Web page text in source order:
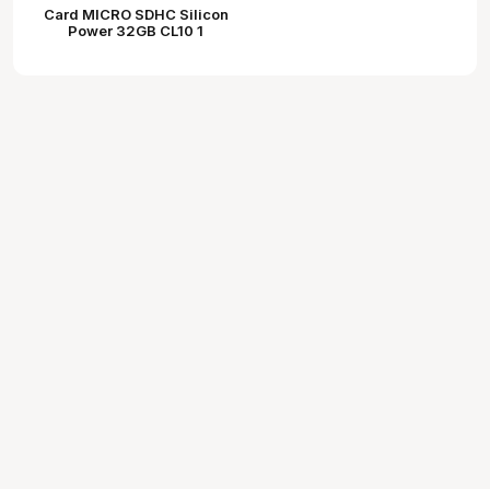
Card MICRO SDHC Silicon
Power 32GB CL10 1